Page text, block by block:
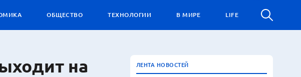
ОБЩЕСТВО ТЕХНОЛОГИИ В МИРЕ LIFE
на
ЛЕНТА НОВОСТЕЙ